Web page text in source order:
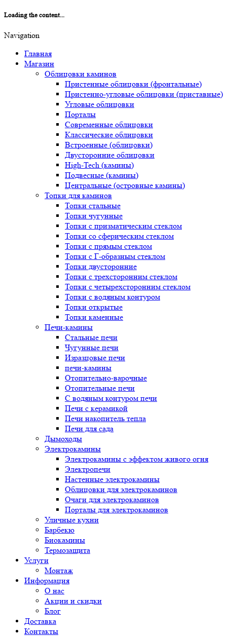
Loading the content...
Navigation
Главная
Магазин
Облицовки каминов
Пристенные облицовки (фронтальные)
Пристенно-угловые облицовки (приставные)
Угловые облицовки
Порталы
Современные облицовки
Классические облицовки
Встроенные (облицовки)
Двусторонние облицовки
High-Tech (камины)
Подвесные (камины)
Центральные (островные камины)
Топки для каминов
Топки стальные
Топки чугунные
Топки с призматическим стеклом
Топки со сферическим стеклом
Топки с прямым стеклом
Топки с Г-образным стеклом
Топки двусторонние
Топки с трехсторонним стеклом
Топки с четырехсторонним стеклом
Топки с водяным контуром
Топки открытые
Топки каменные
Печи-камины
Стальные печи
Чугунные печи
Изразцовые печи
печи-камины
Отопительно-варочные
Отопительные печи
С водяным контуром печи
Печи с керамикой
Печи накопитель тепла
Печи для сада
Дымоходы
Электрокамины
Электрокамины с эффектом живого огня
Электропечи
Настенные электрокамины
Облицовки для электрокаминов
Очаги для электрокаминов
Порталы для электрокаминов
Уличные кухни
Барбекю
Биокамины
Термозащита
Услуги
Монтаж
Информация
О нас
Акции и скидки
Блог
Доставка
Контакты